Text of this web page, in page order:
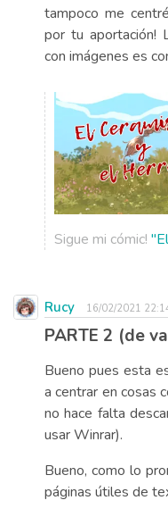
tampoco me
por tu aportación!
con imágenes es
Sigue mi cómic!
Rucy 16/02/2021
PARTE 2 (de
Bueno pues esta
a centrar en cosas
no hace falta
usar Winrar).
Bueno, como lo
páginas útiles de